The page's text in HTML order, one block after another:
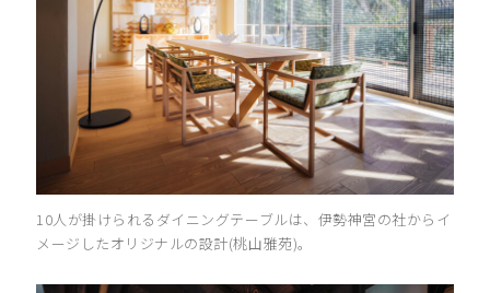
10人が掛けられるダイニングテーブルは、伊勢神宮の社からイ
メージしたオリジナルの設計(桃山雅苑)。